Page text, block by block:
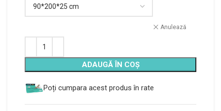
Anulează
ADAUGĂ ÎN COȘ
Poți cumpara acest produs în rate